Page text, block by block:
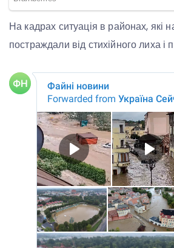
На кадрах ситуація в районах, які
постраждали від стихійного лиха і